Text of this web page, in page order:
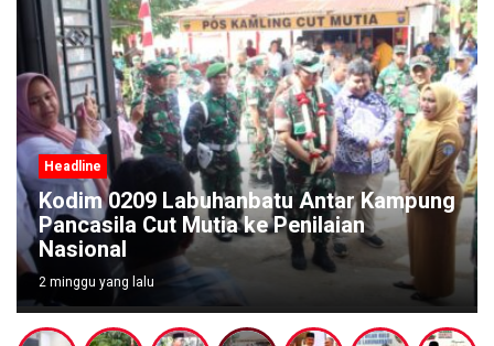
Headline
Kodim 0209 Labuhanbatu Antar Kampung
Pancasila Cut Mutia ke Penilaian
Nasional
2 minggu yang lalu